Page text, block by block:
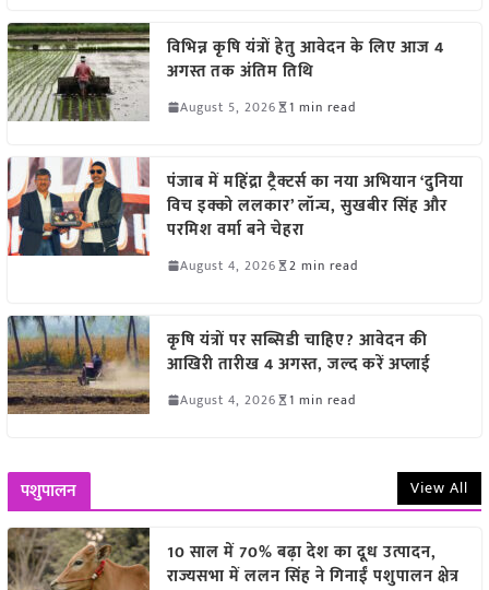
विभिन्न कृषि यंत्रों हेतु आवेदन के लिए आज 4
अगस्त तक अंतिम तिथि
August 5, 2026 1 min read
पंजाब में महिंद्रा ट्रैक्टर्स का नया अभियान ‘दुनिया
विच इक्को ललकार’ लॉन्च, सुखबीर सिंह और
परमिश वर्मा बने चेहरा
August 4, 2026 2 min read
कृषि यंत्रों पर सब्सिडी चाहिए? आवेदन की
आखिरी तारीख 4 अगस्त, जल्द करें अप्लाई
August 4, 2026 1 min read
पशुपालन View All
10 साल में 70% बढ़ा देश का दूध उत्पादन,
राज्यसभा में ललन सिंह ने गिनाईं पशुपालन क्षेत्र